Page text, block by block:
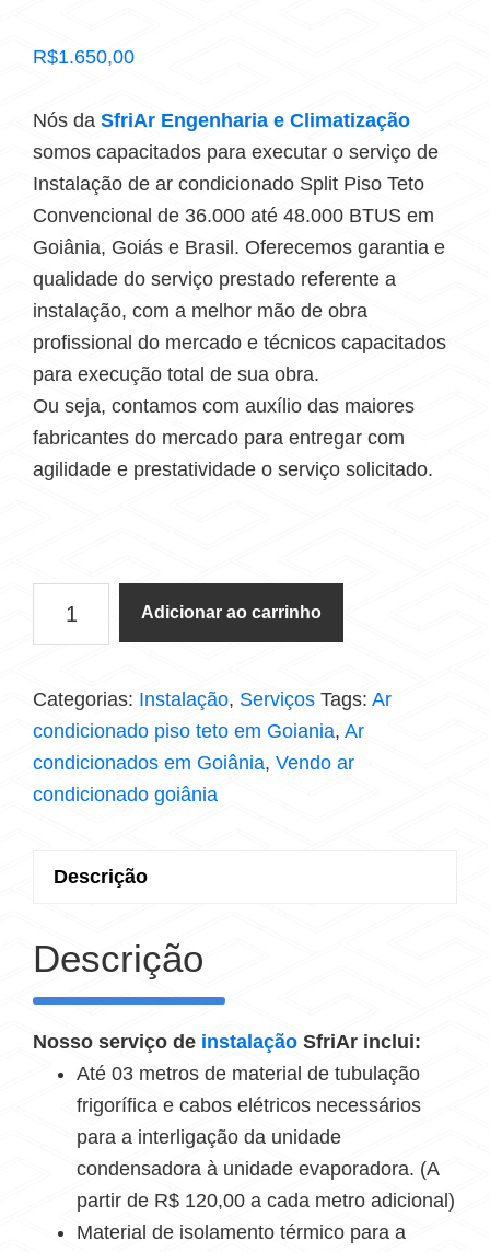
R$1.650,00
Nós da SfriAr Engenharia e Climatização
somos capacitados para executar o serviço de
Instalação de ar condicionado Split Piso Teto
Convencional de 36.000 até 48.000 BTUS em
Goiânia, Goiás e Brasil. Oferecemos garantia e
qualidade do serviço prestado referente a
instalação, com a melhor mão de obra
profissional do mercado e técnicos capacitados
para execução total de sua obra.
Ou seja, contamos com auxílio das maiores
fabricantes do mercado para entregar com
agilidade e prestatividade o serviço solicitado.
Adicionar ao carrinho
Categorias: Instalação, Serviços Tags: Ar
condicionado piso teto em Goiania, Ar
condicionados em Goiânia, Vendo ar
condicionado goiânia
Descrição
Descrição
Nosso serviço de instalação SfriAr inclui:
Até 03 metros de material de tubulação
frigorífica e cabos elétricos necessários
para a interligação da unidade
condensadora à unidade evaporadora. (A
partir de R$ 120,00 a cada metro adicional)
Material de isolamento térmico para a